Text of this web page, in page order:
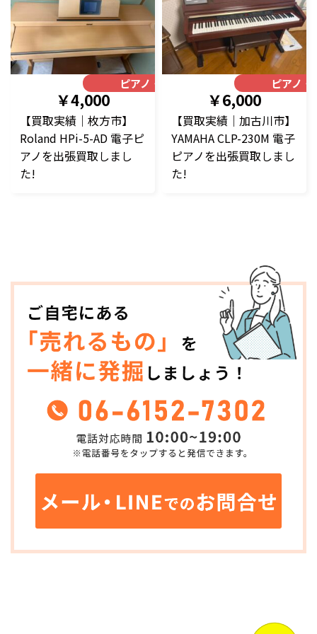
ピアノ・楽器
￥4,000
【買取実績｜枚方市】
Roland HPi-5-AD 電子ピ
アノを出張買取しまし
た!
ピアノ・
￥6,000
【買取実績｜加古川市】
YAMAHA CLP-230M 電子
ピアノを出張買取しまし
た!